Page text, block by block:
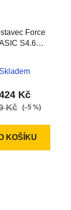
Force
S4.6
Skladem
Kč
Kč (–5 %)
KOŠÍKU